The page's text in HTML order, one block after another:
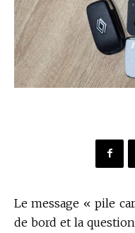
Le message « pile
de bord et la